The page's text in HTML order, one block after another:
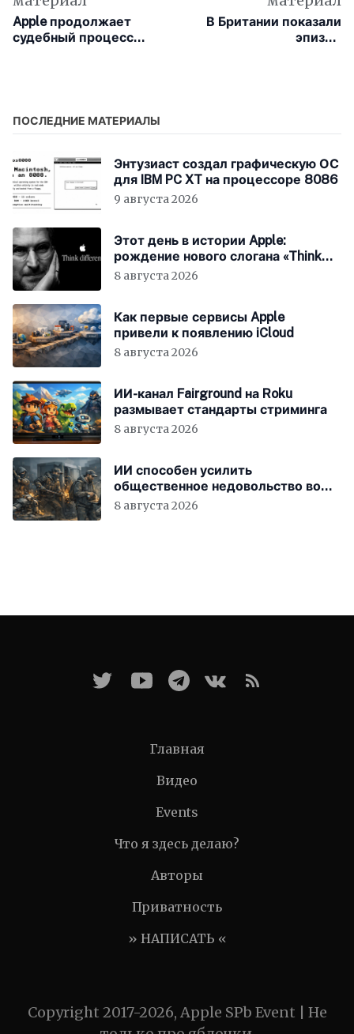
Apple продолжает
судебный процесс
В Британии показали
эпизод
ПОСЛЕДНИЕ МАТЕРИАЛЫ
Энтузиаст создал графическую ОС
для IBM PC XT на процессоре 8086
9 августа 2026
Этот день в истории Apple:
рождение нового слогана «Think
Different»
8 августа 2026
Как первые сервисы Apple
привели к появлению iCloud
8 августа 2026
ИИ-канал Fairground на Roku
размывает стандарты стриминга
8 августа 2026
ИИ способен усилить
общественное недовольство во
всём мире
8 августа 2026
Главная
Видео
Events
Что я здесь делаю?
Авторы
Приватность
» НАПИСАТЬ «
Copyright 2017-2026, Apple SPb Event | Не